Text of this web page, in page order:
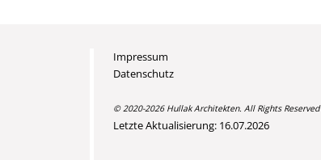
Impressum
Datenschutz
© 2020-2026 Hullak Architekten. All Rights Reserved
Letzte Aktualisierung: 16.07.2026